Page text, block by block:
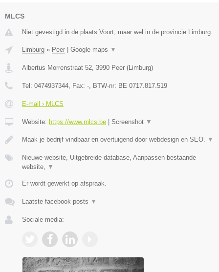
MLCS
Niet gevestigd in de plaats Voort, maar wel in de provincie Limburg.
Limburg » Peer Google maps ▼
Albertus Morrenstraat 52, 3990 Peer (Limburg)
Tel: 0474937344, Fax: -, BTW-nr: BE 0717.817.519
E-mail › MLCS
Website: https://www.mlcs.be Screenshot ▼
Maak je bedrijf vindbaar en overtuigend door webdesign en SEO. ▼
Nieuwe website, Uitgebreide database, Aanpassen bestaande
website, ▼
Er wordt gewerkt op afspraak.
Laatste facebook posts ▼
Sociale media: